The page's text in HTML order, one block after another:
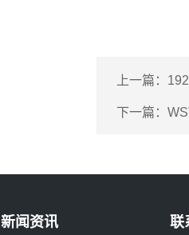
上一篇：
下一篇：
新闻资讯 联